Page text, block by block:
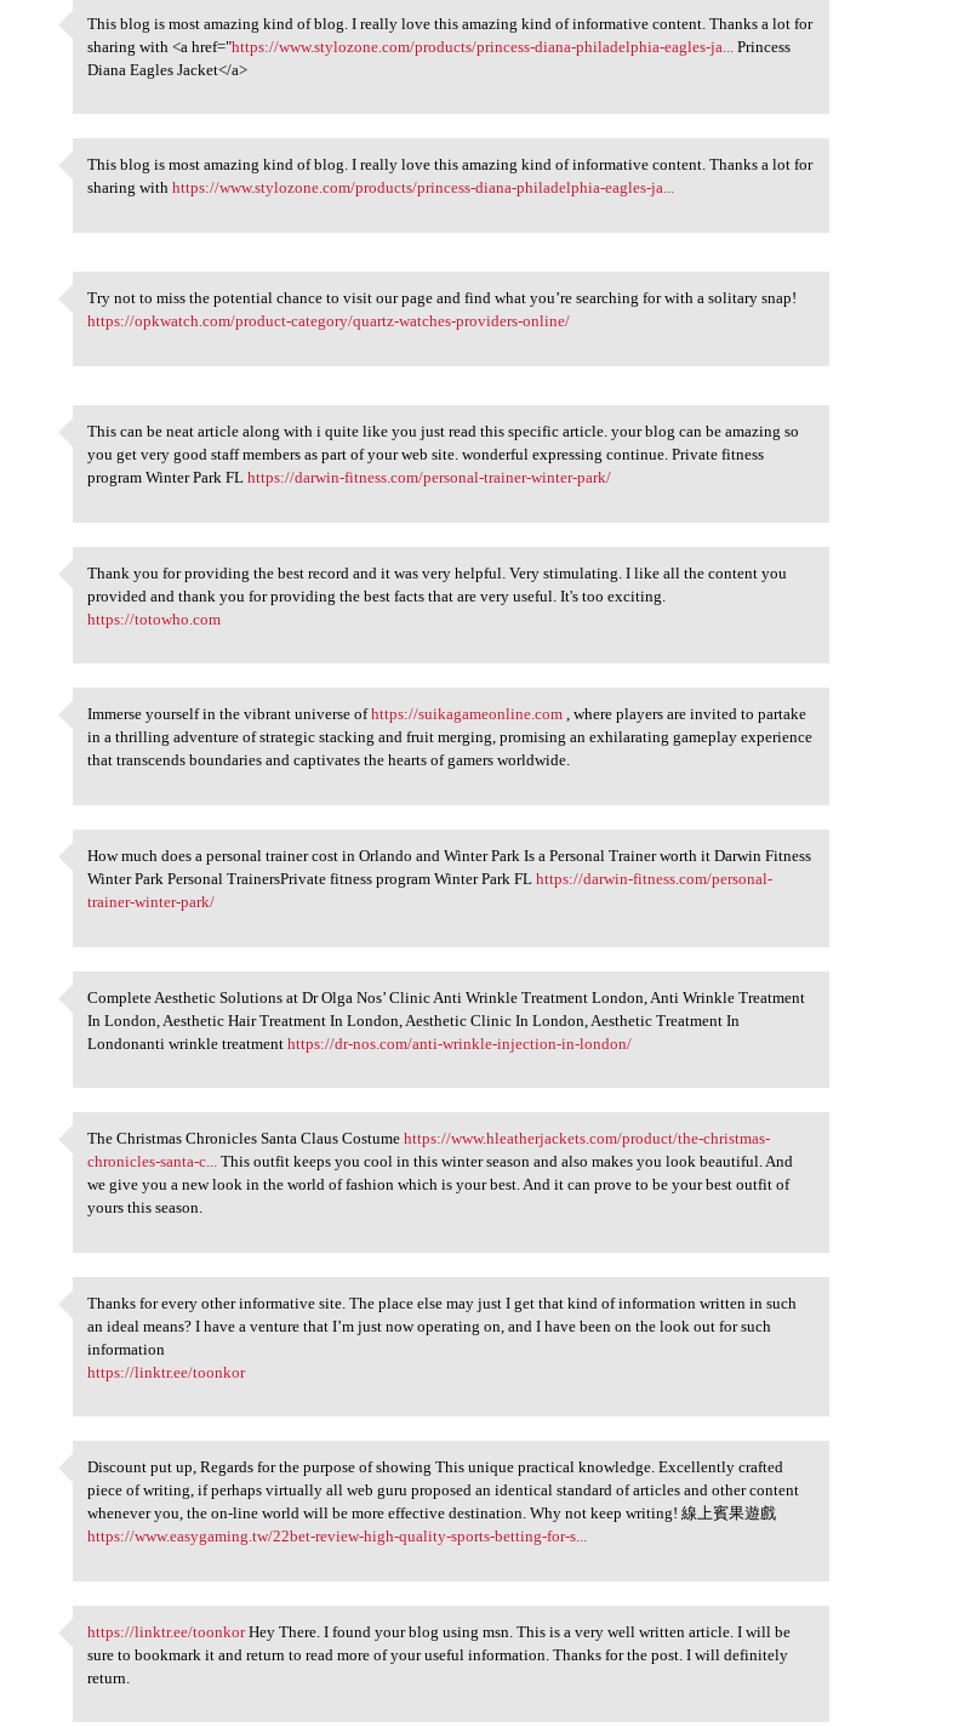
This blog is most amazing
This blog is most amazing kind of blog. I really love this amazing kind of informative content. Thanks a lot for
sharing with <a href="https://www.stylozone.com/products/princess-diana-philadelphia-eagles-ja...
Princess
Diana Eagles Jacket</a>
This blog is most amazing
This blog is most amazing kind of blog. I really love this amazing kind of informative content. Thanks a lot for
sharing withhttps://www.stylozone.com/products/princess-diana-philadelphia-eagles-ja...
Try not to miss the potential
Try not to miss the potential chance to visit our page and find what you’re searching for with a solitary snap!
https://opkwatch.com/product-category/quartz-watches-providers-online/
This can be neat article
This can be neat article along with i quite like you just read this specific article. your blog can be amazing so
you get very good staff members as part of your web site. wonderful expressing continue. Private fitness
program Winter Park FLhttps://darwin-fitness.com/personal-trainer-winter-park/
Thank you for providing the
Thank you for providing the best record and it was very helpful. Very stimulating. I like all the content you
provided and thank you for providing the best facts that are very useful. It's too exciting.
https://totowho.com
Immerse yourself in the
Immerse yourself in the vibrant universe ofhttps://suikagameonline.com , where players are invited to partake
in a thrilling adventure of strategic stacking and fruit merging, promising an exhilarating gameplay experience
that transcends boundaries and captivates the hearts of gamers worldwide.
How much does a personal
How much does a personal trainer cost in Orlando and Winter Park Is a Personal Trainer worth it Darwin Fitness
Winter Park Personal TrainersPrivate fitness program Winter Park FLhttps://darwin-fitness.com/personal-
trainer-winter-park/
Complete Aesthetic Solutions
Complete Aesthetic Solutions at Dr Olga Nos’ Clinic Anti Wrinkle Treatment London, Anti Wrinkle Treatment
In London, Aesthetic Hair Treatment In London, Aesthetic Clinic In London, Aesthetic Treatment In
Londonanti wrinkle treatmenthttps://dr-nos.com/anti-wrinkle-injection-in-london/
The Christmas Chronicles
The Christmas Chronicles Santa Claus Costumehttps://www.hleatherjackets.com/product/the-christmas-
chronicles-santa-c... This outfit keeps you cool in this winter season and also makes you look beautiful. And
we give you a new look in the world of fashion which is your best. And it can prove to be your best outfit of
yours this season.
Thanks for every other
Thanks for every other informative site. The place else may just I get that kind of information written in such
an ideal means? I have a venture that I’m just now operating on, and I have been on the look out for such
information
https://linktr.ee/toonkor
Discount put up, Regards for
Discount put up, Regards for the purpose of showing This unique practical knowledge. Excellently crafted
piece of writing, if perhaps virtually all web guru proposed an identical standard of articles and other content
whenever you, the on-line world will be more effective destination. Why not keep writing! 線上賓果遊戲
https://www.easygaming.tw/22bet-review-high-quality-sports-betting-for-s...
https://linktr.ee/toonkor Hey
https://linktr.ee/toonkorHey There. I found your blog using msn. This is a very well written article. I will be
sure to bookmark it and return to read more of your useful information. Thanks for the post. I will definitely
return.